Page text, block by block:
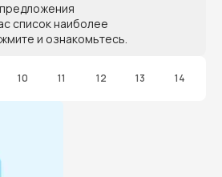
список наиболее
и ознакомьтесь.
10 11 12 13 14